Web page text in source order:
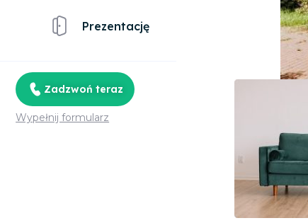
Prezentację
Zadzwoń teraz
Wypełnij formularz